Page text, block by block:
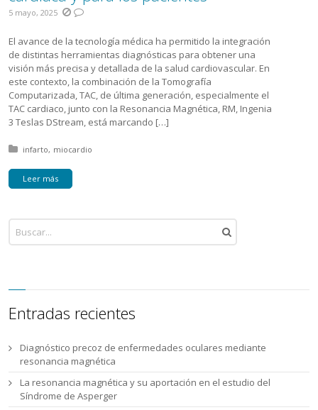
5 mayo, 2025
El avance de la tecnología médica ha permitido la integración
de distintas herramientas diagnósticas para obtener una
visión más precisa y detallada de la salud cardiovascular. En
este contexto, la combinación de la Tomografía
Computarizada, TAC, de última generación, especialmente el
TAC cardiaco, junto con la Resonancia Magnética, RM, Ingenia
3 Teslas DStream, está marcando […]
Posted in:
infarto miocardio
Leer más
Entradas recientes
Diagnóstico precoz de enfermedades oculares mediante
resonancia magnética
La resonancia magnética y su aportación en el estudio del
Síndrome de Asperger